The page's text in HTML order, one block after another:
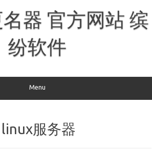
器 官方网站 缤
纷软件
Menu
服务器